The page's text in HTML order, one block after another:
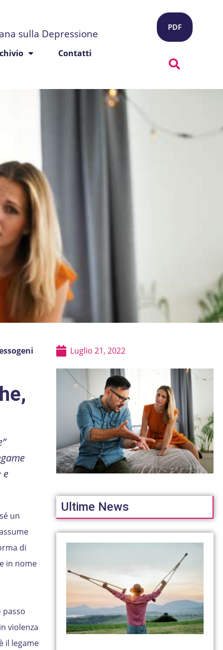
sulla Depressione
Contatti
PDF
e
un
di
in nome
violenza
il legame
Luglio 21, 2022
Ultime News